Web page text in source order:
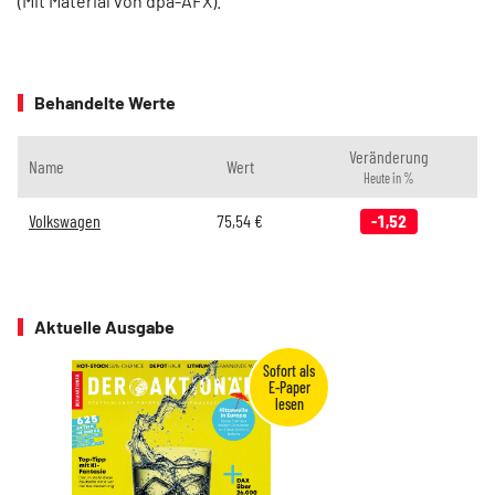
Behandelte Werte
Name Wert Veränderung
Heute in %
Volkswagen 75,54 € -1,52
Aktuelle Ausgabe